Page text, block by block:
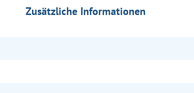
Zusätzliche Informationen